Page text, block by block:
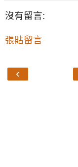
沒有留言:
張貼留言
‹